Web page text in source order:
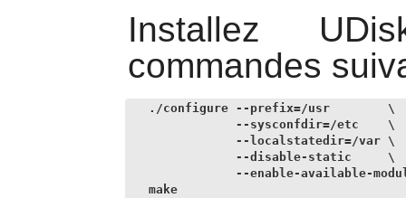
Installez
commandes
./configure --prefix=/usr        \
            --sysconfdir=/etc    \
            --localstatedir=/var \
            --disable-static     \
--enable-available-
make